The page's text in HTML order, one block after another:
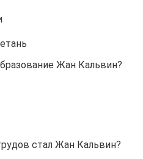
Жан Кальвин?
стал Жан Кальвин?